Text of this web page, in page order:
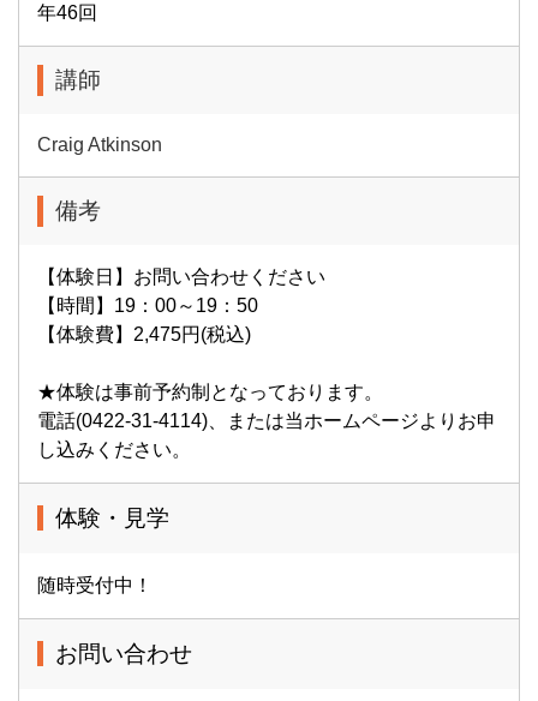
年46回
講師
Craig Atkinson
備考
【体験日】お問い合わせください
【時間】19：00～19：50
【体験費】2,475円(税込)
★体験は事前予約制となっております。
電話(0422-31-4114)、または当ホームページよりお申
し込みください。
体験・見学
随時受付中！
お問い合わせ